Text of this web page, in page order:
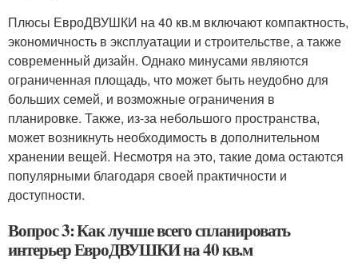
Плюсы ЕвроДВУШКИ на 40 кв.м включают компактность,
экономичность в эксплуатации и строительстве, а также
современный дизайн. Однако минусами являются
ограниченная площадь, что может быть неудобно для
больших семей, и возможные ограничения в
планировке. Также, из-за небольшого пространства,
может возникнуть необходимость в дополнительном
хранении вещей. Несмотря на это, такие дома остаются
популярными благодаря своей практичности и
доступности.
Вопрос 3: Как лучше всего спланировать
интерьер ЕвроДВУШКИ на 40 кв.м